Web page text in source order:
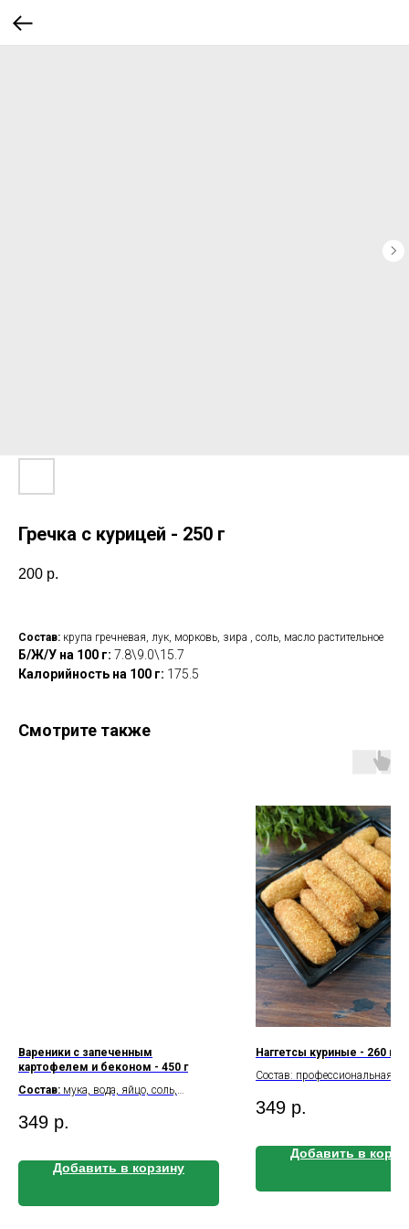
Гречка с курицей - 250 г
200 р.
Состав: крупа гречневая, лук, морковь, зира , соль, масло растительное
Б/Ж/У на 100 г: 7.8\9.0\15.7
Калорийность на 100 г: 175.5
Смотрите также
Вареники с запеченным
картофелем и беконом - 450 г
Состав: мука, вода, яйцо, соль,
Б/Ж/У на 100 г: 3.9\4.6\25.5
349 р.
Добавить в корзину
Наггетсы куриные - 260 г
Состав: профессиональная
на 100 г: 17.5\9.1\13.7
349 р.
Добавить в